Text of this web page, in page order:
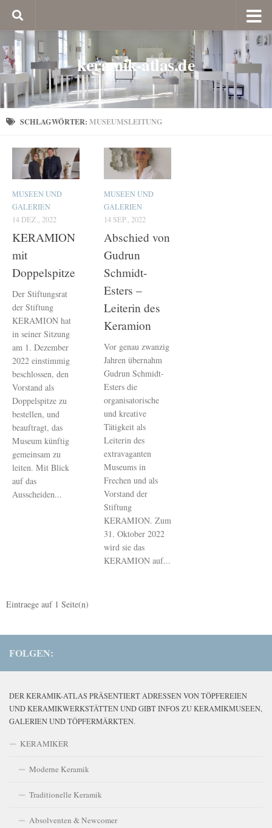
keramik-atlas.de
SCHLAGWÖRTER: MUSEUMSLEITUNG
MUSEEN UND
GALERIEN
14 DEZ., 2022
KERAMION
mit
Doppelspitze
Der Stiftungsrat
der Stiftung
KERAMION hat
in seiner Sitzung
am 1. Dezember
2022 einstimmig
beschlossen, den
Vorstand als
Doppelspitze zu
bestellen, und
beauftragt, das
Museum künftig
gemeinsam zu
leiten. Mit Blick
auf das
Ausscheiden...
MUSEEN UND
GALERIEN
14 SEP., 2022
Abschied von
Gudrun
Schmidt-
Esters –
Leiterin des
Keramion
Vor genau zwanzig
Jahren übernahm
Gudrun Schmidt-
Esters die
organisatorische
und kreative
Tätigkeit als
Leiterin des
extravaganten
Museums in
Frechen und als
Vorstand der
Stiftung
KERAMION. Zum
31. Oktober 2022
wird sie das
KERAMION auf...
Eintraege auf 1 Seite(n)
FOLGEN:
DER KERAMIK-ATLAS PRÄSENTIERT ADRESSEN VON TÖPFEREIEN
UND KERAMIKWERKSTÄTTEN UND GIBT INFOS ZU KERAMIKMUSEEN,
GALERIEN UND TÖPFERMÄRKTEN.
KERAMIKER
Moderne Keramik
Traditionelle Keramik
Absolventen & Newcomer